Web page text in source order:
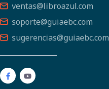
ventas@libroazul.com
soporte@guiaebc.com
sugerencias@guiaebc.com